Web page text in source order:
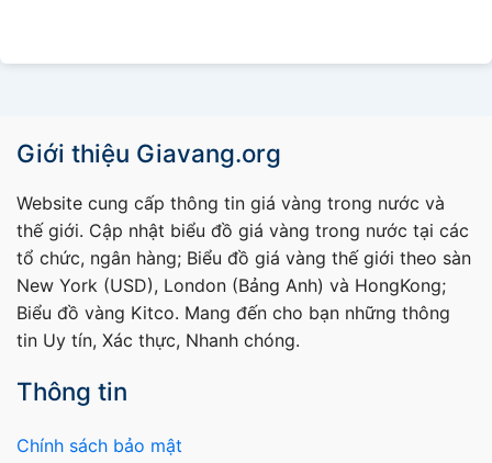
Giới thiệu Giavang.org
Website cung cấp thông tin giá vàng trong nước và
thế giới. Cập nhật biểu đồ giá vàng trong nước tại các
tổ chức, ngân hàng; Biểu đồ giá vàng thế giới theo sàn
New York (USD), London (Bảng Anh) và HongKong;
Biểu đồ vàng Kitco. Mang đến cho bạn những thông
tin Uy tín, Xác thực, Nhanh chóng.
Thông tin
Chính sách bảo mật